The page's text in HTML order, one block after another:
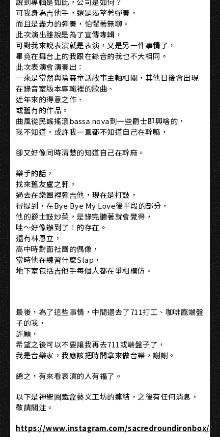
可我身為吉他手，還是渴望著彈奏，
而且是盡力的彈奏，怕懼著無聊。
此次演出雖說是為了宣傳專輯，
可對我來說表演就是表演，又是另一件事情了，
畢竟在舞台上的我跟在錄音的我也不大相同。
此次表演會演奏出：
一來是當然與陰森童話故事主軸相關，其他日後會出現
在錄音室版本專輯裡的歌曲、
近年來的得意之作、
或舊有的作品。
曲風從民謠搖滾bassa nova到一些爵士即興啥的，
我不知道，或許我一直都不知道自己在幹嘛，
卻又好像同時清楚的知道自己在幹麻。
樂手的話，
找來舊友盧之軒，
過去在樂團裡彈吉他，現在是打鼓，
得提到，在Bye Bye My Love後半段的部分，
他的爵士鼓炒菜，是錄完聽著就會覺得，
哇～好像辦到了！的存在。
還有林恩立，
高中時對面社團的偶像，
當時他在練習什麼Slap，
地下室包括吉他手每個人都在爭相模仿。
最後，為了這些事情，中間還去了711打工、咖啡廳端盤
子的我，
許願，
希望之後可以不要讓我再去711或端盤子了，
我是音樂家，我應該把時間拿來做音樂，謝謝。
總之，有來看表演的人有福了。
以下是神聖圓鐵盒藝文工坊的連結，之後有任何消息，
敬請關注。
https://www.instagram.com/sacredroundironbox/